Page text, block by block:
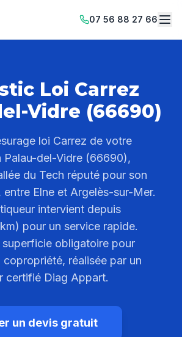
07 56 88 27 66
Loi Carrez
Vidre (66690)
loi Carrez de votre
Palau-del-Vidre (66690),
du Tech réputé pour son
Elne et Argelès-sur-Mer.
intervient depuis
pour un service rapide.
obligatoire pour
réalisée par un
certifié Diag Appart.
un devis gratuit